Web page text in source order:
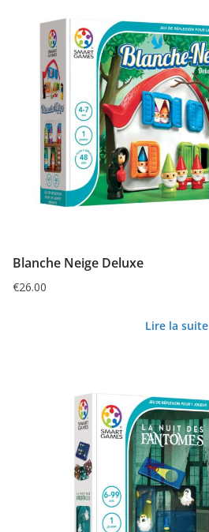
Blanche Neige Deluxe
€26.00
Lire la suite